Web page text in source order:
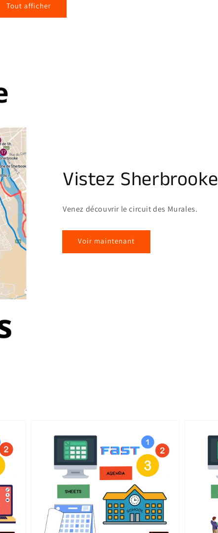
Tout afficher
Vistez Sherbrooke
Venez découvrir le circuit des Murales.
Voir maintenant